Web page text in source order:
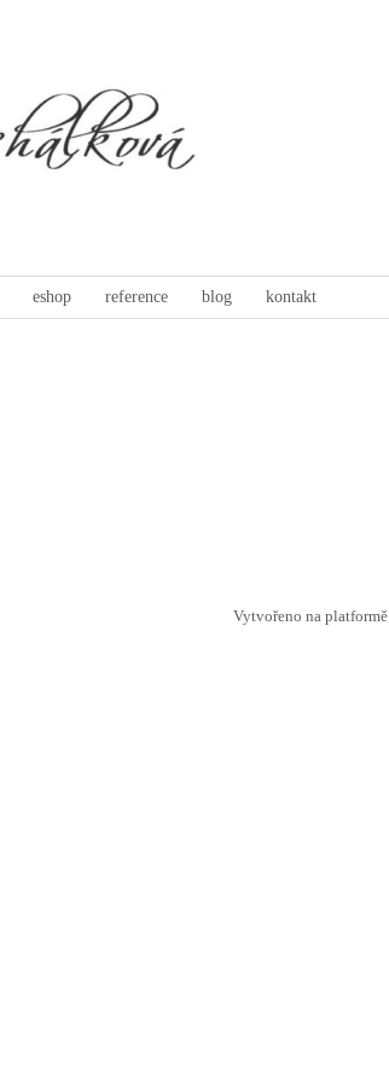
eshop reference blog kontakt
Vytvořeno na platformě